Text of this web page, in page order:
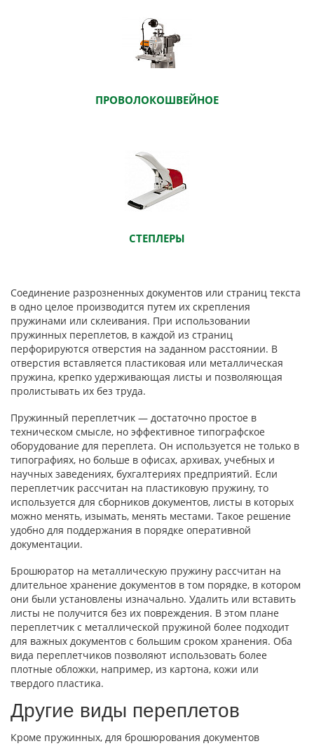
ПРОВОЛОКОШВЕЙНОЕ
СТЕПЛЕРЫ
Соединение разрозненных документов или страниц текста
в одно целое производится путем их скрепления
пружинами или склеивания. При использовании
пружинных переплетов, в каждой из страниц
перфорируются отверстия на заданном расстоянии. В
отверстия вставляется пластиковая или металлическая
пружина, крепко удерживающая листы и позволяющая
пролистывать их без труда.
Пружинный переплетчик — достаточно простое в
техническом смысле, но эффективное типографское
оборудование для переплета. Он используется не только в
типографиях, но больше в офисах, архивах, учебных и
научных заведениях, бухгалтериях предприятий. Если
переплетчик рассчитан на пластиковую пружину, то
используется для сборников документов, листы в которых
можно менять, изымать, менять местами. Такое решение
удобно для поддержания в порядке оперативной
документации.
Брошюратор на металлическую пружину рассчитан на
длительное хранение документов в том порядке, в котором
они были установлены изначально. Удалить или вставить
листы не получится без их повреждения. В этом плане
переплетчик с металлической пружиной более подходит
для важных документов с большим сроком хранения. Оба
вида переплетчиков позволяют использовать более
плотные обложки, например, из картона, кожи или
твердого пластика.
Другие виды переплетов
Кроме пружинных, для брошюрования документов